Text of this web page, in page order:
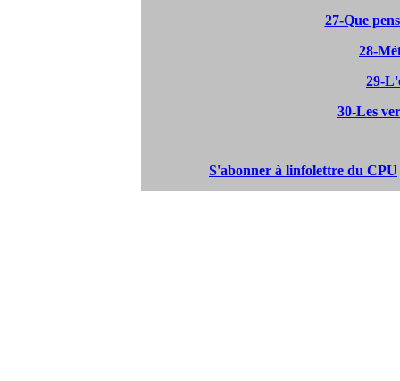
27-Que
28-
29-
30-Les
S'abonner à linfolettre du CPU